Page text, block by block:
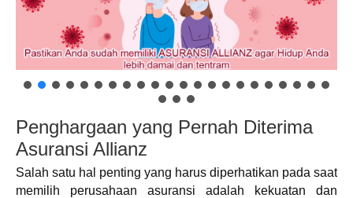
Penghargaan yang Pernah Diterima
Asuransi Allianz
Salah satu hal penting yang harus diperhatikan pada saat
memilih perusahaan asuransi adalah kekuatan dan